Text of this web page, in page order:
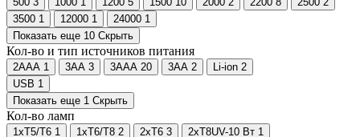
3500 1 12000 1 24000 1
Показать еще 10 Скрыть
Кол-во и тип источников питания
2AAA 1 3AA 3 3AAA 20 3АА 2 Li-ion 2
USB 1
Показать еще 1 Скрыть
Кол-во ламп
1хТ5/Т6 1 1хТ6/Т8 2 2хТ6 3 2хT8UV-10 Вт 1